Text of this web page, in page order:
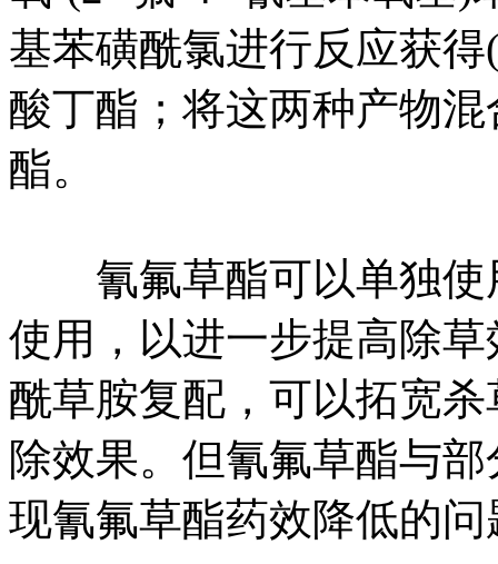
基苯磺酰氯进行反应获
酸丁酯；将这两种产物
酯。
氰氟草酯可以单独使
使用，以进一步提高除
酰草胺复配，可以拓宽
除效果。但氰氟草酯与
现氰氟草酯药效降低的问